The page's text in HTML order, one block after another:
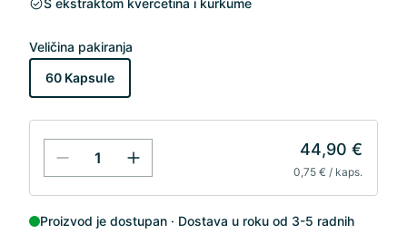
S ekstraktom kvercetina i kurkume
Veličina pakiranja
60 Kapsule
44,90 €
0,75 € / kaps.
Proizvod je dostupan
Dostava u roku od 3-5 radnih